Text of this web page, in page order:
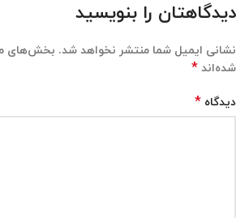
دیدگاهتان را بنویسید
نشانی ایمیل شما منتشر نخواهد شد. بخش‌های
شده‌اند *
دیدگاه *